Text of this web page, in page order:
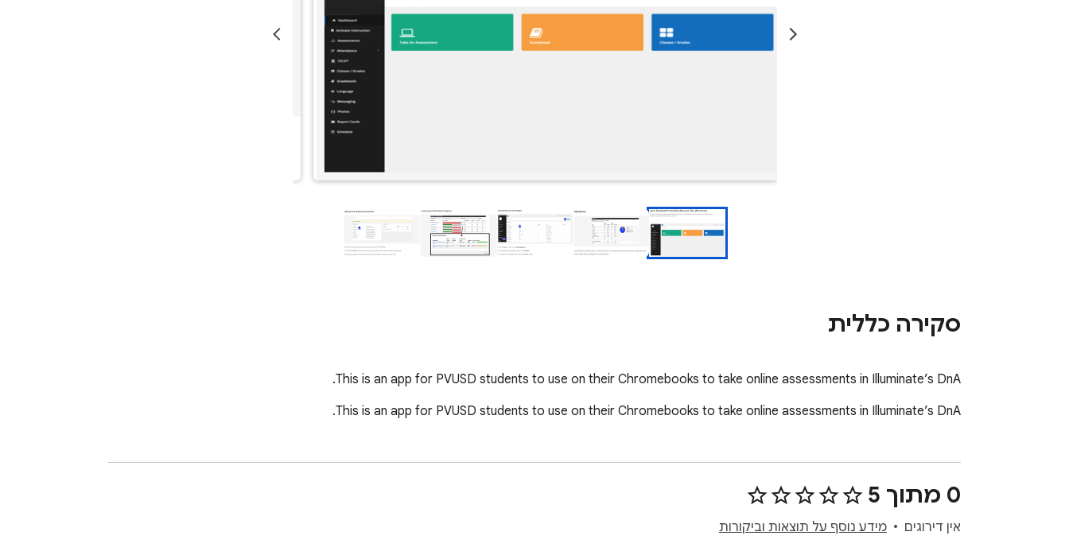
סקירה כללית
This is an app for PVUSD students to use on their Chromebooks to take online assessments in Illuminate’s DnA.
This is an app for PVUSD students to use on their Chromebooks to take online assessments in Illuminate’s DnA.
0 מתוך 5
אין דירוגים מידע נוסף על תוצאות וביקורות